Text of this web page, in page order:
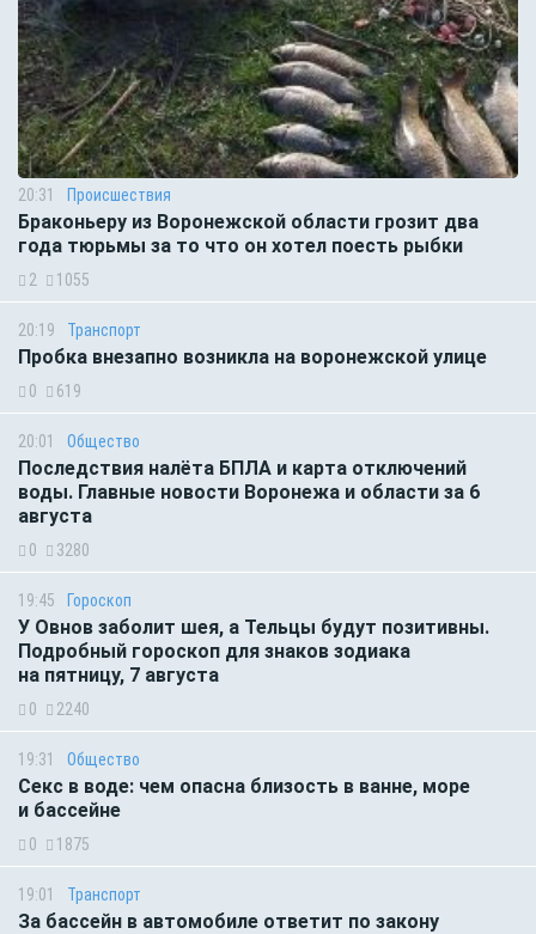
20:31 Происшествия
Браконьеру из Воронежской области грозит два
года тюрьмы за то что он хотел поесть рыбки
2 1055
20:19 Транспорт
Пробка внезапно возникла на воронежской улице
0 619
20:01 Общество
Последствия налёта БПЛА и карта отключений
воды. Главные новости Воронежа и области за 6
августа
0 3280
19:45 Гороскоп
У Овнов заболит шея, а Тельцы будут позитивны.
Подробный гороскоп для знаков зодиака
на пятницу, 7 августа
0 2240
19:31 Общество
Секс в воде: чем опасна близость в ванне, море
и бассейне
0 1875
19:01 Транспорт
За бассейн в автомобиле ответит по закону